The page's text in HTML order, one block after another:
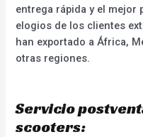
entrega rápida y el mejor
elogios de los clientes
han exportado a África,
otras regiones.
Servicio
scooters: